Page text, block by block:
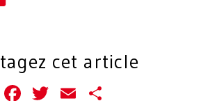
cet article
Facebook
Twitter
Email